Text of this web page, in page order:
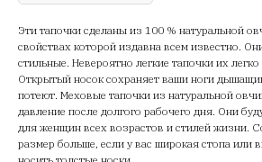
Эти тапочки сделаны из 100 % натуральной
свойствах которой издавна всем известно.
стильные. Невероятно легкие тапочки их
Открытый носок сохраняет ваши ноги
потеют. Меховые тапочки из натуральной
давление после долгого рабочего дня. Они
для женщин всех возрастов и стилей жизни.
размер больше, если у вас широкая стопа или